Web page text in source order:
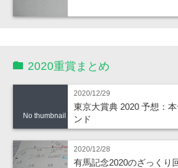
2020重賞まとめ
No thumbnail
2020/12/29
東京大賞典 2020 予想：
ンド
2020/12/28
有馬記念2020のざっくり